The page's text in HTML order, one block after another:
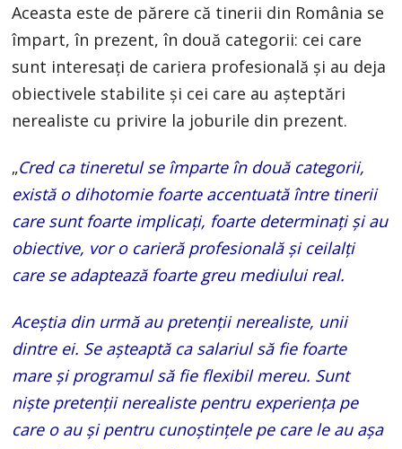
Aceasta este de părere că tinerii din România se
împart, în prezent, în două categorii: cei care
sunt interesați de cariera profesională și au deja
obiectivele stabilite și cei care au așteptări
nerealiste cu privire la joburile din prezent.
„Cred ca tineretul se împarte în două categorii,
există o dihotomie foarte accentuată între tinerii
care sunt foarte implicați, foarte determinați și au
obiective, vor o carieră profesională și ceilalți
care se adaptează foarte greu mediului real.
Aceștia din urmă au pretenții nerealiste, unii
dintre ei. Se așteaptă ca salariul să fie foarte
mare și programul să fie flexibil mereu. Sunt
niște pretenții nerealiste pentru experiența pe
care o au și pentru cunoștințele pe care le au așa